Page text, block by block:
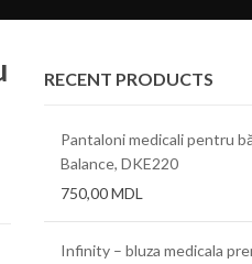
RECENT PRODUCTS
Pantaloni medicali pentru
Balance, DKE220
750,00MDL
Infinity – bluza medicala